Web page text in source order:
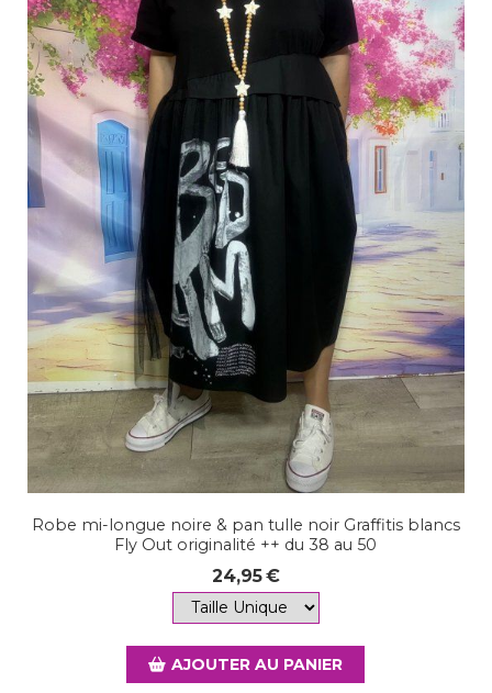
Robe mi-longue noire & pan tulle noir Graffitis blancs
Fly Out originalité ++ du 38 au 50
24,95€
AJOUTER AU PANIER